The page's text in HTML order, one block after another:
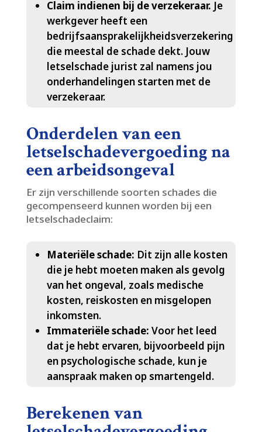
Claim indienen bij de verzekeraar.​ Je
werkgever heeft een
bedrijfsaansprakelijkheidsverzekering
die meestal de schade dekt.​ Jouw
letselschade jurist zal namens jou
onderhandelingen starten met de
verzekeraar.​
Onderdelen van een
letselschadevergoeding na
een arbeidsongeval
Er zijn verschillende soorten schades die
gecompenseerd kunnen worden bij een
letselschadeclaim:
Materiële schade: Dit zijn alle kosten
die je hebt moeten maken als gevolg
van het ongeval, zoals medische
kosten, reiskosten en misgelopen
inkomsten.​
Immateriële schade: Voor het leed
dat je hebt ervaren, bijvoorbeeld pijn
en psychologische schade, kun je
aanspraak maken op smartengeld.​
Berekenen van